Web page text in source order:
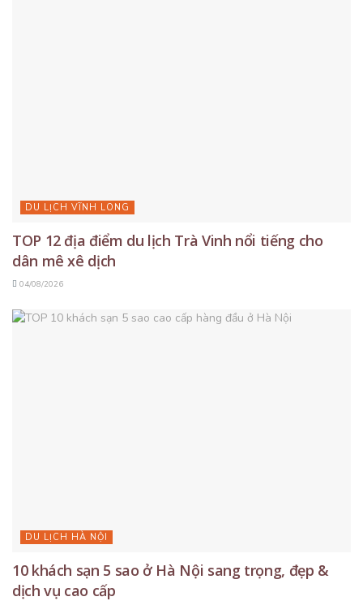
DU LỊCH VĨNH LONG
TOP 12 địa điểm du lịch Trà Vinh nổi tiếng cho
dân mê xê dịch
04/08/2026
DU LỊCH HÀ NỘI
10 khách sạn 5 sao ở Hà Nội sang trọng, đẹp &
dịch vụ cao cấp